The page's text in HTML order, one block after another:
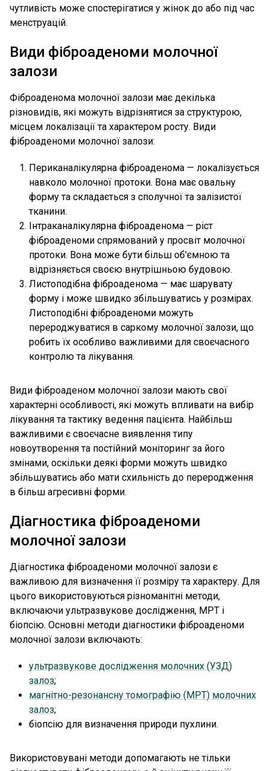
чутливість може спостерігатися у жінок до або під час
менструацій.
Види фіброаденоми молочної
залози
Фіброаденома молочної залози має декілька
різновидів, які можуть відрізнятися за структурою,
місцем локалізації та характером росту. Види
фіброаденоми молочної залози:
Периканалікулярна фіброаденома — локалізується
навколо молочної протоки. Вона має овальну
форму та складається з сполучної та залізистої
тканини.
Інтраканалікулярна фіброаденома — ріст
фіброаденоми спрямований у просвіт молочної
протоки. Вона може бути більш об'ємною та
відрізняється своєю внутрішньою будовою.
Листоподібна фіброаденома — має шарувату
форму і може швидко збільшуватись у розмірах.
Листоподібні фіброаденоми можуть
перероджуватися в саркому молочної залози, що
робить їх особливо важливими для своєчасного
контролю та лікування.
Види фіброаденом молочної залози мають свої
характерні особливості, які можуть впливати на вибір
лікування та тактику ведення пацієнта. Найбільш
важливими є своєчасне виявлення типу
новоутворення та постійний моніторинг за його
змінами, оскільки деякі форми можуть швидко
збільшуватись або мати схильність до переродження
в більш агресивні форми.
Діагностика фіброаденоми
молочної залози
Діагностика фіброаденоми молочної залози є
важливою для визначення її розміру та характеру. Для
цього використовуються різноманітні методи,
включаючи ультразвукове дослідження, МРТ і
біопсію. Основні методи діагностики фіброаденоми
молочної залози включають:
ультразвукове дослідження молочних (УЗД)
залоз;
магнітно-резонансну томографію (МРТ) молочних
залоз;
біопсію для визначення природи пухлини.
Використовувані методи допомагають не тільки